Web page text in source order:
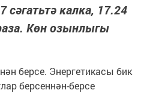
калка, 17.24
Көн озынлыгы
берсе. Энергетикасы бик
берсеннән-берсе